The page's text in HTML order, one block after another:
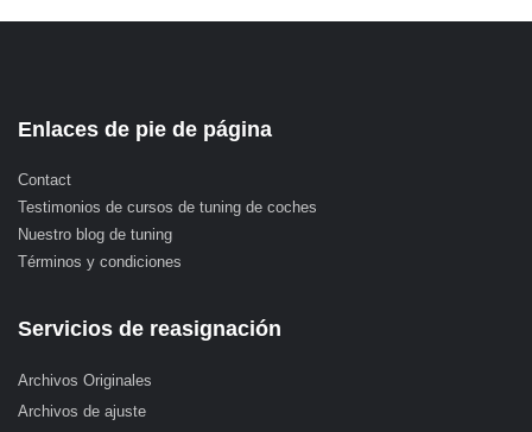
Enlaces de pie de página
Contact
Testimonios de cursos de tuning de coches
Nuestro blog de tuning
Términos y condiciones
Servicios de reasignación
Archivos Originales
Archivos de ajuste